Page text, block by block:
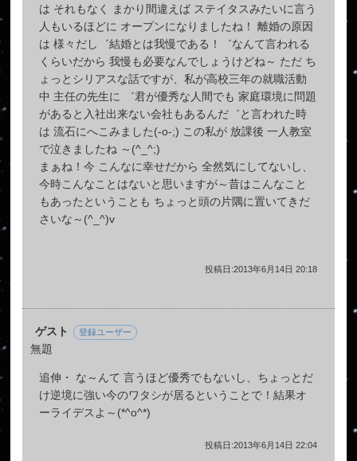
は それもなく まかり間違えば ステイタスみたいに言う
人もいるほどに オープンになりましたね！ 離婚の原因
は 様々だし゛結婚とは我慢である！゛なんて言われる
くらいだから 我慢も必要なんでしょうけどね～ ただ ち
ょっとシリアスな話ですが、私が高校三年の就職活動
中 主任の先生に ゛君が優秀な人間でも 家庭環境に問題
があると入社出来ない会社もあるんだ゛と言われた時
は 流石にへこみました(-o-;) この私が 放課後 一人教室
で泣きましたね ～(^_^;)
まぁね！今 こんなに幸せだから 全然気にしてないし、
今時こんなことはないと思いますが～昔はこんなこと
もあったということも ちょっと頭の片隅に置いてきだ
さいな～(^_^)v
投稿日:2013年6月14日 20:18
ゲスト 登録ユーザー
無題
追伸・ な～んて 言うほど優秀でもないし、ちょっとだ
け逆境に強い今のワタシが居るということで！結果オ
ーライデスよ～(*^o^*)
投稿日:2013年6月14日 22:04